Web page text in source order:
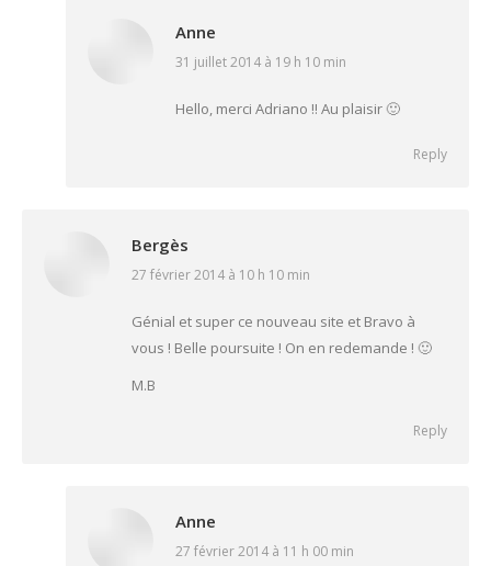
Anne
says:
31 juillet 2014 à 19 h 10 min
Hello, merci Adriano !! Au plaisir 🙂
Reply
Bergès
says:
27 février 2014 à 10 h 10 min
Génial et super ce nouveau site et Bravo à
vous ! Belle poursuite ! On en redemande ! 🙂
M.B
Reply
Anne
says:
27 février 2014 à 11 h 00 min